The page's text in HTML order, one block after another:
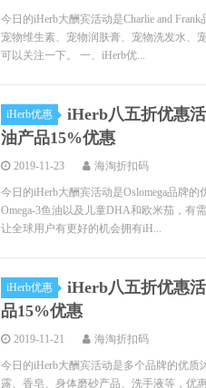
今日的iHerb大酬宾活动是Charlie and
宠物维生素、宠物润肤膏、宠物洗发水、
可以关注一下。 一、iHerb优...
iHerb优惠
iHerb八五折优惠
油产品15%优惠
2019-11-23 海淘折扣码
今日的iHerb大酬宾活动是Oslomega品牌
Omega-3鱼油以及儿童DHA和欧米茄，有
让全球用户有更好的机会拥有iH...
iHerb优惠
iHerb八五折优惠
品15%优惠
2019-11-21 海淘折扣码
今日的iHerb大酬宾活动是多个品牌的优质
露、香皂、身体磨砂产品、洗手液等，优